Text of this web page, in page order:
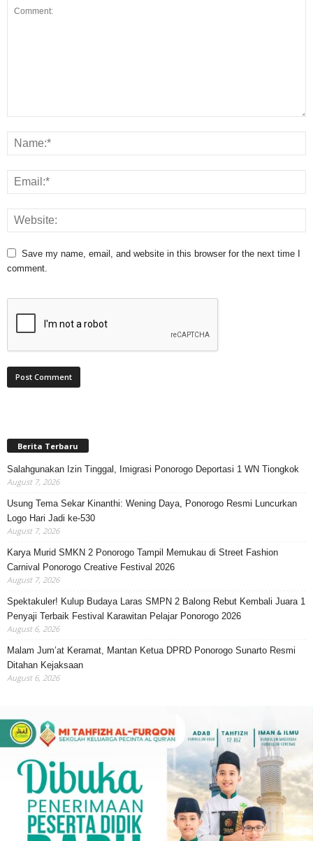
Save my name, email, and website in this browser for the next time I
comment.
Berita Terbaru
Salahgunakan Izin Tinggal, Imigrasi Ponorogo Deportasi 1 WN Tiongkok
August 7, 2026
Usung Tema Sekar Kinanthi: Wening Daya, Ponorogo Resmi Luncurkan
Logo Hari Jadi ke-530
August 7, 2026
Karya Murid SMKN 2 Ponorogo Tampil Memukau di Street Fashion
Carnival Ponorogo Creative Festival 2026
August 7, 2026
Spektakuler! Kulup Budaya Laras SMPN 2 Balong Rebut Kembali Juara 1
Penyaji Terbaik Festival Karawitan Pelajar Ponorogo 2026
August 6, 2026
Malam Jum’at Keramat, Mantan Ketua DPRD Ponorogo Sunarto Resmi
Ditahan Kejaksaan
August 6, 2026